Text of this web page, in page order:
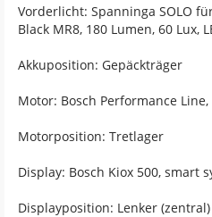
Vorderlicht: Spanninga SOLO
Black MR8, 180 Lumen, 60 Lux,
Akkuposition: Gepäckträger
Motor: Bosch Performance
Motorposition: Tretlager
Display: Bosch Kiox 500, smart
Displayposition: Lenker (zentral)